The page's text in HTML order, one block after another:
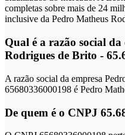
completas sobre mais de 24
inclusive da Pedro Matheus
Qual é a razão social
Rodrigues de Brito -
A razão social da empresa
65680336000198 é Pedro
De quem é o CNPJ